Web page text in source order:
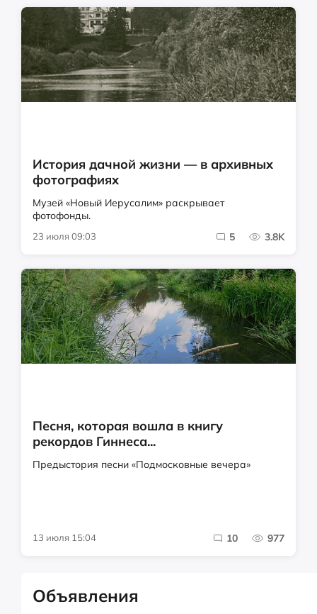
История дачной жизни — в архивных
фотографиях
Музей «Новый Иерусалим» раскрывает
фотофонды.
23 июля 09:03 5 3.8K
Песня, которая вошла в книгу
рекордов Гиннеса...
Предыстория песни «Подмосковные вечера»
13 июля 15:04 10 977
Объявления